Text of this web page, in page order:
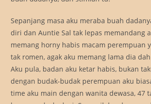
Sepanjang masa aku meraba buah
diri dan Auntie Sal tak lepas memandang
memang horny habis macam perempuan
tak romen, agak aku memang lama dia
Aku pula, badan aku ketar habis, bukan
dengan budak-budak perempuan aku
time aku main dengan wanita dewasa, 47